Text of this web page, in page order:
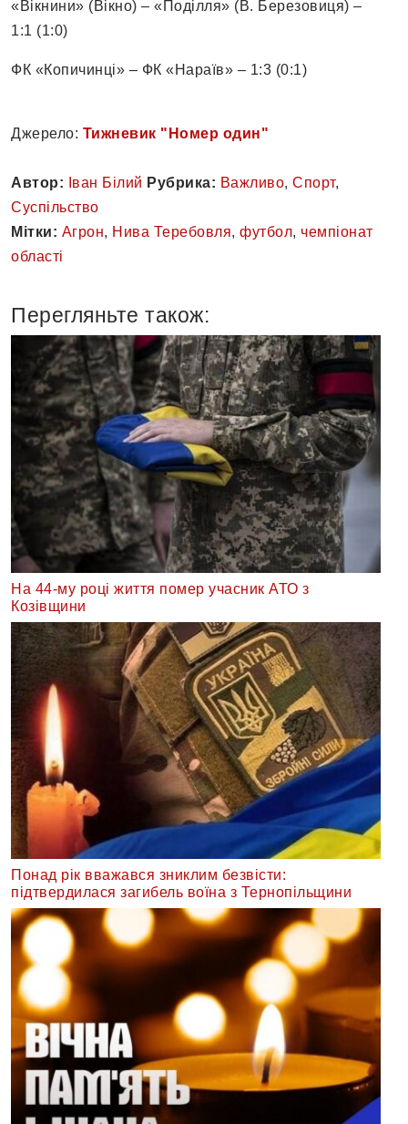
«Вікнини» (Вікно) – «Поділля» (В. Березовиця) –
1:1 (1:0)
ФК «Копичинці» – ФК «Нараїв» – 1:3 (0:1)
Джерело: Тижневик "Номер один"
Автор: Іван Білий Рубрика: Важливо, Спорт,
Суспільство
Мітки: Агрон, Нива Теребовля, футбол, чемпіонат
області
Перегляньте також:
На 44-му році життя помер учасник АТО з
Козівщини
Понад рік вважався зниклим безвісти:
підтвердилася загибель воїна з Тернопільщини